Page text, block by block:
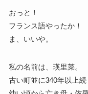
おっと！
フランス語やったか！
ま、いいや。
私の名前は、瑛里菜。
古い町並に340年以上続